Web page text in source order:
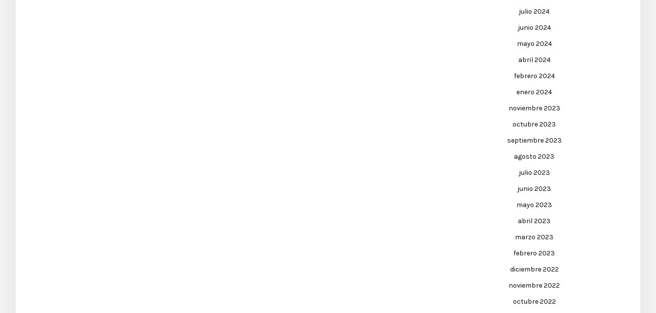
julio 2024
junio 2024
mayo 2024
abril 2024
febrero 2024
enero 2024
noviembre 2023
octubre 2023
septiembre 2023
agosto 2023
julio 2023
junio 2023
mayo 2023
abril 2023
marzo 2023
febrero 2023
diciembre 2022
noviembre 2022
octubre 2022